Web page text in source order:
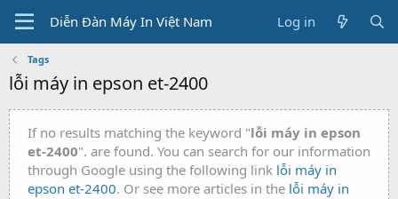
Diễn Đàn Máy In Việt Nam Log in
Tags
lỗi máy in epson et-2400
If no results matching the keyword "lỗi máy in epson
et-2400". are found. You can search for our information
through Google using the following link lỗi máy in
epson et-2400. Or see more articles in the lỗi máy in